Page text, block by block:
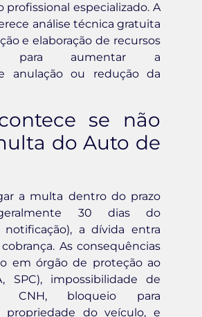
especializado. A
análise técnica gratuita
e elaboração de recursos
para aumentar a
anulação ou redução da
se não
do Auto de
a multa dentro do prazo
30 dias do
a dívida entra
As consequências
em órgão de proteção ao
SPC), impossibilidade de
CNH, bloqueio para
propriedade do veículo, e